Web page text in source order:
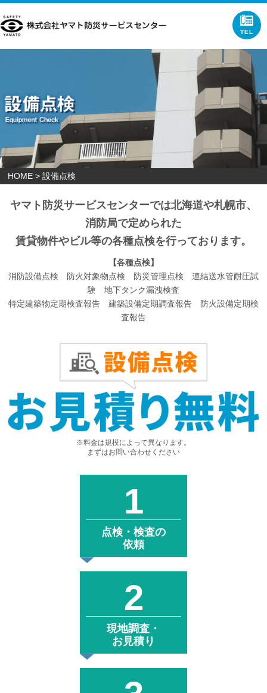
設備点検
リクルート
会社概要
HOME > 設備点検
ヤマト防災サービスセンターでは北海道や札幌市、
消防局で定められた
賃貸物件やビル等の各種点検を行っております。
【各種点検】
消防設備点検 防火対象物点検 防災管理点検 連結送水管耐圧試
験 地下タンク漏洩検査
特定建築物定期検査報告 建築設備定期調査報告 防火設備定期検
査報告
※料金は規模によって異なります。
まずはお問い合わせください
点検・検査の
依頼
現地調査・
お見積り